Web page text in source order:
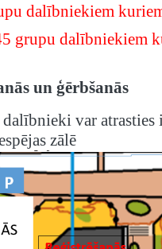
dalībniekiem
grupu dalībniekiem
un ģērbšanās
dalībnieki var
zālē